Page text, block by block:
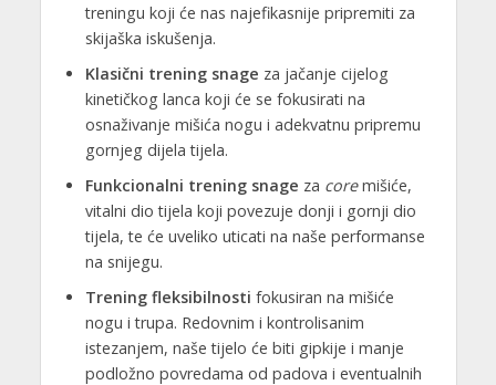
treningu koji će nas najefikasnije pripremiti za
skijaška iskušenja.
Klasični trening snage za jačanje cijelog
kinetičkog lanca koji će se fokusirati na
osnaživanje mišića nogu i adekvatnu pripremu
gornjeg dijela tijela.
Funkcionalni trening snage za coremišiće,
vitalni dio tijela koji povezuje donji i gornji dio
tijela, te će uveliko uticati na naše performanse
na snijegu.
Trening fleksibilnosti fokusiran na mišiće
nogu i trupa. Redovnim i kontrolisanim
istezanjem, naše tijelo će biti gipkije i manje
podložno povredama od padova i eventualnih